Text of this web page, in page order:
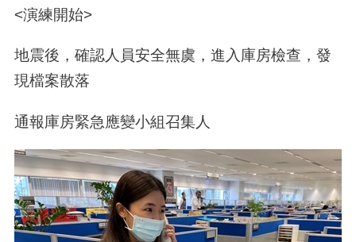
<演練開始>
地震後，確認人員安全無虞，進入庫房檢查，發
現檔案散落
通報庫房緊急應變小組召集人